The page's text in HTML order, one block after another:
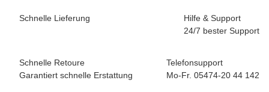
Schnelle Lieferung
Hilfe & Support
24/7 bester Support
Schnelle Retoure
Garantiert schnelle Erstattung
Telefonsupport
Mo-Fr. 05474-20 44 142